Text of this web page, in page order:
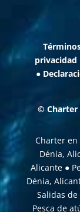
privacidad
●
©Charter
Charter en
Dénia,
Alicante●
Dénia,
Salidas
Pesca de